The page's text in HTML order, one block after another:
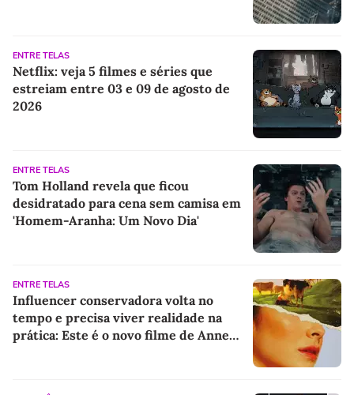
ENTRE TELAS
Netflix: veja 5 filmes e séries que
estreiam entre 03 e 09 de agosto de
2026
ENTRE TELAS
Tom Holland revela que ficou
desidratado para cena sem camisa em
'Homem-Aranha: Um Novo Dia'
ENTRE TELAS
Influencer conservadora volta no
tempo e precisa viver realidade na
prática: Este é o novo filme de Anne